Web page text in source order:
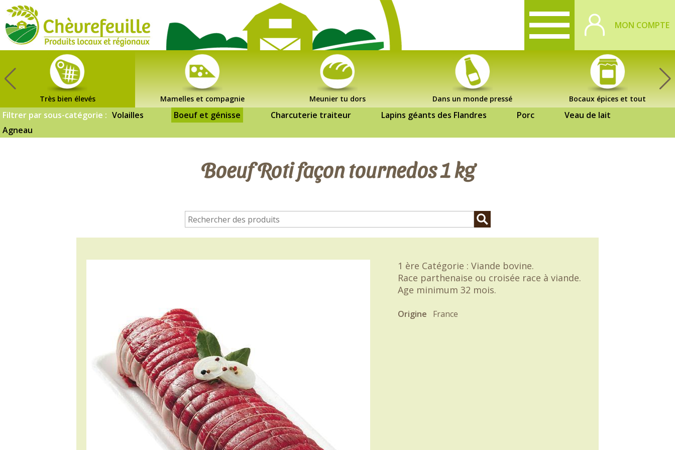
MON COMPTE
Très bien élevés Mamelles et compagnie Meunier tu dors Dans un monde pressé Bocaux épices et tout
Filtrer par sous-catégorie : Volailles Boeuf et génisse Charcuterie traiteur Lapins géants des Flandres Porc
Veau de lait
Agneau
Boeuf Roti façon tournedos 1 kg
1 ère Catégorie : Viande bovine.
Race parthenaise ou croisée race à viande.
Age minimum 32 mois.
Origine France